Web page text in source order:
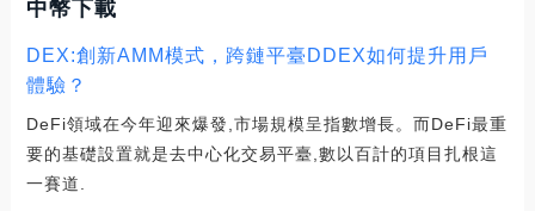
中幣下載
DEX:創新AMM模式，跨鏈平臺DDEX如何提升用戶
體驗？
DeFi領域在今年迎來爆發,市場規模呈指數增長。而DeFi最重
要的基礎設置就是去中心化交易平臺,數以百計的項目扎根這
一賽道.